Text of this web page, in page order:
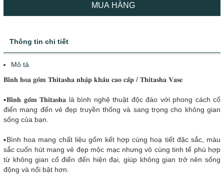
MUA HÀNG
Thông tin chi tiết
Mô tả
𝐁𝐢̀𝐧𝐡 𝐡𝐨𝐚 𝐠𝐨̂́𝐦 𝐓𝐡𝐢𝐭𝐚𝐬𝐡𝐚 𝐧𝐡𝐚̣̂𝐩 𝐤𝐡𝐚̂̉𝐮 𝐜𝐚𝐨 𝐜𝐚̂́𝐩 / 𝐓𝐡𝐢𝐭𝐚𝐬𝐡𝐚 𝐕𝐚𝐬𝐞
▪️𝐁𝐢̀𝐧𝐡 𝐠𝐨̂́𝐦 𝐓𝐡𝐢𝐭𝐚𝐬𝐡𝐚 là bình nghệ thuật độc đáo với phong cách cổ
điển mang đến vẻ đẹp truyền thống và sang trọng cho không gian
sống của bạn.
▪️Bình hoa mang chất liệu gốm kết hợp cùng hoạ tiết đặc sắc, màu
sắc cuốn hút mang vẻ đẹp mộc mạc nhưng vô cùng tinh tế phù hợp
từ không gian cổ điển đến hiện đại, giúp không gian trở nên sống
động và nổi bật hơn.